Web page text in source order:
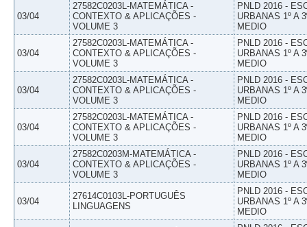
03/04
27582C0203L-MATEMÁTICA -
CONTEXTO & APLICAÇÕES -
VOLUME 3
PNLD 2016 -
URBANAS 1º A
MEDIO
03/04
27582C0203L-MATEMÁTICA -
CONTEXTO & APLICAÇÕES -
VOLUME 3
PNLD 2016 -
URBANAS 1º A
MEDIO
03/04
27582C0203L-MATEMÁTICA -
CONTEXTO & APLICAÇÕES -
VOLUME 3
PNLD 2016 -
URBANAS 1º A
MEDIO
03/04
27582C0203L-MATEMÁTICA -
CONTEXTO & APLICAÇÕES -
VOLUME 3
PNLD 2016 -
URBANAS 1º A
MEDIO
03/04
27582C0203M-MATEMÁTICA -
CONTEXTO & APLICAÇÕES -
VOLUME 3
PNLD 2016 -
URBANAS 1º A
MEDIO
03/04
27614C0103L-PORTUGUÊS
LINGUAGENS
PNLD 2016 -
URBANAS 1º A
MEDIO